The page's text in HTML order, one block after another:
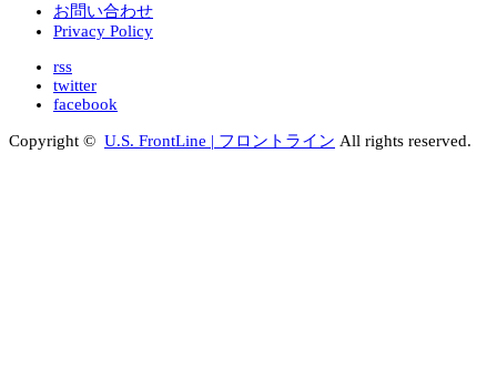
お問い合わせ
Privacy Policy
rss
twitter
facebook
Copyright © U.S. FrontLine | フロントライン All rights reserved.